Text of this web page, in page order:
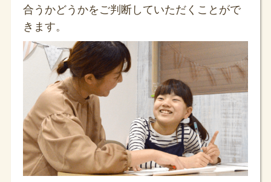
合うかどうかをご判断していただくことがで
きます。